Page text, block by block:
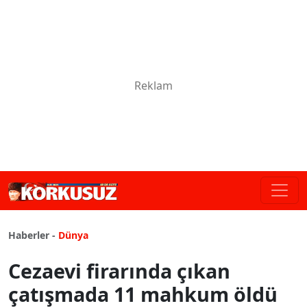
Haberler - Dünya
Cezaevi firarında çıkan
çatışmada 11 mahkum öldü